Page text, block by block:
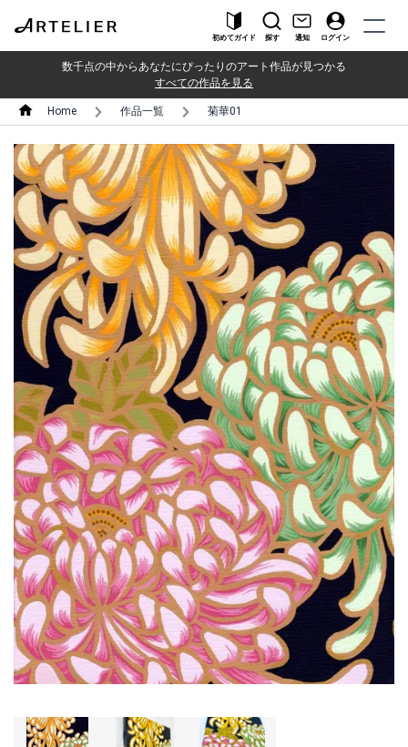
初めてガイド 探す 通知 ログイン
数千点の中からあなたにぴったりのアート作品が見つかる
すべての作品を見る
Home 作品一覧 菊華01